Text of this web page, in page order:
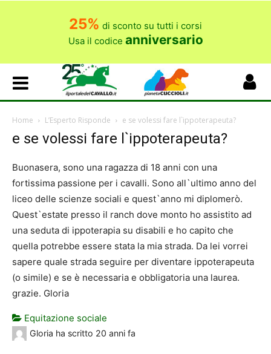
25% di sconto su tutti i corsi
Usa il codice anniversario
Home L’Esperto Risponde e se volessi fare l`ippoterapeuta?
e se volessi fare l`ippoterapeuta?
Buonasera, sono una ragazza di 18 anni con una
fortissima passione per i cavalli. Sono all`ultimo anno del
liceo delle scienze sociali e quest`anno mi diplomerò.
Quest`estate presso il ranch dove monto ho assistito ad
una seduta di ippoterapia su disabili e ho capito che
quella potrebbe essere stata la mia strada. Da lei vorrei
sapere quale strada seguire per diventare ippoterapeuta
(o simile) e se è necessaria e obbligatoria una laurea.
grazie. Gloria
Equitazione sociale
Gloria ha scritto 20 anni fa